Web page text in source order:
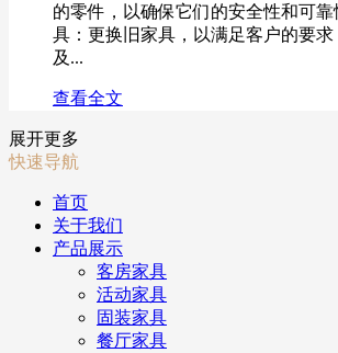
的零件，以确保它们的安全性和可靠
具：更换旧家具，以满足客户的要求
及...
查看全文
展开更多
快速导航
首页
关于我们
产品展示
客房家具
活动家具
固装家具
餐厅家具